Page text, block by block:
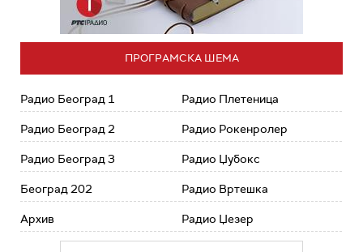
ПРОГРАМСКА ШЕМА
Радио Београд 1
Радио Београд 2
Радио Београд 3
Београд 202
Архив
Радио Плетеница
Радио Рокенролер
Радио Џубокс
Радио Вртешка
Радио Џезер